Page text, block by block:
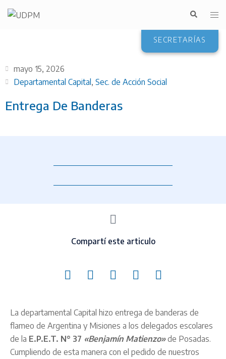
SECRETARÍAS
mayo 15, 2026
Departamental Capital, Sec. de Acción Social
Entrega De Banderas
Compartí este articulo
La departamental Capital hizo entrega de banderas de
flameo de Argentina y Misiones a los delegados escolares
de la E.P.E.T. N° 37 «Benjamín Matienzo»de Posadas.
Cumpliendo de esta manera con el pedido de nuestros